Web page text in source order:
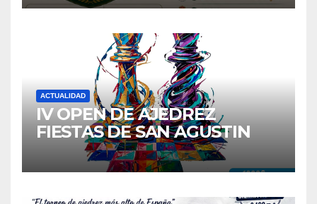
ACTUALIDAD
IV OPEN DE AJEDREZ
FIESTAS DE SAN AGUSTIN